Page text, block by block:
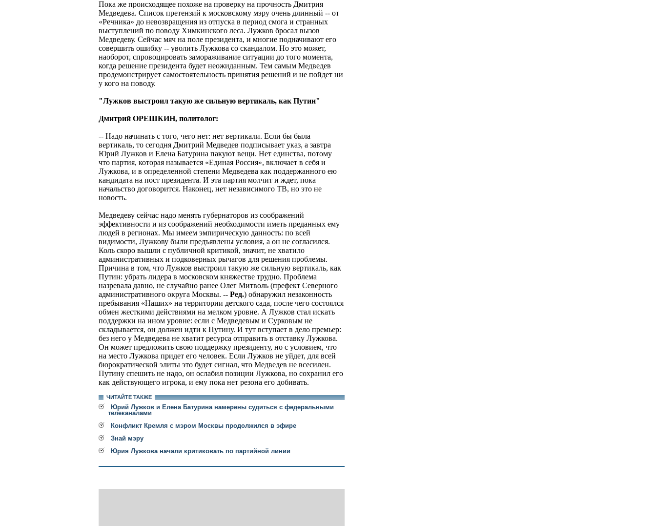
Пока же происходящее похоже на проверку на прочность Дмитрия
Медведева. Список претензий к московскому мэру очень длинный -- от
«Речника» до невозвращения из отпуска в период смога и странных
выступлений по поводу Химкинского леса. Лужков бросал вызов
Медведеву. Сейчас мяч на поле президента, и многие подначивают его
совершить ошибку -- уволить Лужкова со скандалом. Но это может,
наоборот, спровоцировать замораживание ситуации до того момента,
когда решение президента будет неожиданным. Тем самым Медведев
продемонстрирует самостоятельность принятия решений и не пойдет ни
у кого на поводу.
"Лужков выстроил такую же сильную вертикаль, как Путин"
Дмитрий ОРЕШКИН, политолог:
-- Надо начинать с того, чего нет: нет вертикали. Если бы была
вертикаль, то сегодня Дмитрий Медведев подписывает указ, а завтра
Юрий Лужков и Елена Батурина пакуют вещи. Нет единства, потому
что партия, которая называется «Единая Россия», включает в себя и
Лужкова, и в определенной степени Медведева как поддержанного ею
кандидата на пост президента. И эта партия молчит и ждет, пока
начальство договорится. Наконец, нет независимого ТВ, но это не
новость.
Медведеву сейчас надо менять губернаторов из соображений
эффективности и из соображений необходимости иметь преданных ему
людей в регионах. Мы имеем эмпирическую данность: по всей
видимости, Лужкову были предъявлены условия, а он не согласился.
Коль скоро вышли с публичной критикой, значит, не хватило
административных и подковерных рычагов для решения проблемы.
Причина в том, что Лужков выстроил такую же сильную вертикаль, как
Путин: убрать лидера в московском княжестве трудно. Проблема
назревала давно, не случайно ранее Олег Митволь (префект Северного
административного округа Москвы. -- Ред.) обнаружил незаконность
пребывания «Наших» на территории детского сада, после чего состоялся
обмен жесткими действиями на мелком уровне. А Лужков стал искать
поддержки на ином уровне: если с Медведевым и Сурковым не
складывается, он должен идти к Путину. И тут вступает в дело премьер:
без него у Медведева не хватит ресурса отправить в отставку Лужкова.
Он может предложить свою поддержку президенту, но с условием, что
на место Лужкова придет его человек. Если Лужков не уйдет, для всей
бюрократической элиты это будет сигнал, что Медведев не всесилен.
Путину спешить не надо, он ослабил позиции Лужкова, но сохранил его
как действующего игрока, и ему пока нет резона его добивать.
ЧИТАЙТЕ ТАКЖЕ
Юрий Лужков и Елена Батурина намерены судиться с федеральными
телеканалами
Конфликт Кремля с мэром Москвы продолжился в эфире
Знай мэру
Юрия Лужкова начали критиковать по партийной линии